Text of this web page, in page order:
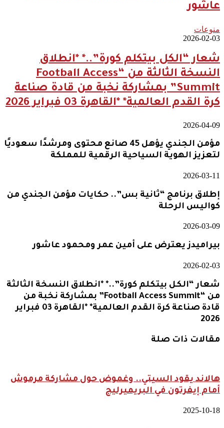
عاشور
منوعات
2026-02-03
شعار “الكل بيتكلم كورة”..* *انطلاق
النسخة الثالثة من “Football Access
Summit” بمشاركة نخبة من قادة صناعة
كرة القدم العالمية* *القاهرة 03 فبراير 2026
2026-04-09
مؤمن الجندي يؤهل 45 صانع محتوى ومرشدًا سعوديًا
لتعزيز الهوية السياحية الرقمية للمملكة
2026-03-11
إطلاق برنامج “ثانية بس”.. حكايات مؤمن الجندي من
كواليس الرحلة
2026-03-09
بيراميدز يعترض على أمين عمر ومحمود عاشور
2026-02-03
شعار “الكل بيتكلم كورة”..* *انطلاق النسخة الثالثة
من “Football Access Summit” بمشاركة نخبة من
قادة صناعة كرة القدم العالمية* *القاهرة 03 فبراير
2026
مقالات ذات صلة
هالاند يقود السيتي.. وغموض حول مشاركة مرموش
أمام إيفرتون في البريميرليج
2025-10-18